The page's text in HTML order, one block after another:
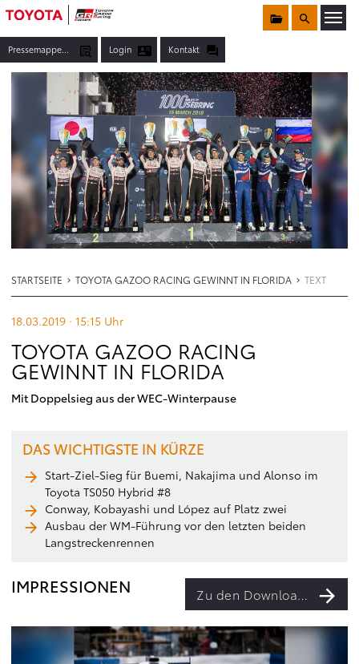
Pressemappen, Fotos & Co. Login Kontakt
Sammelmappe
Suche
STARTSEITE TOYOTA GAZOO RACING GEWINNT IN FLORIDA TEXT
18.03.2019 · 15:15 Uhr
TOYOTA GAZOO RACING
GEWINNT IN FLORIDA
Mit Doppelsieg aus der WEC-Winterpause
DAS WICHTIGSTE IN KÜRZE
Start-Ziel-Sieg für Buemi, Nakajima und Alonso im
Toyota TS050 Hybrid #8
Conway, Kobayashi und López auf Platz zwei
Ausbau der WM-Führung vor den letzten beiden
Langstreckenrennen
IMPRESSIONEN Zu den Downloads